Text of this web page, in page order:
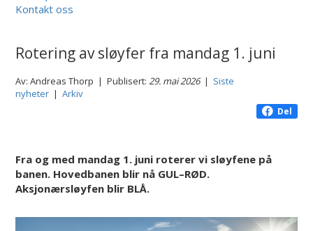
Kontakt oss
Rotering av sløyfer fra mandag 1. juni
Av: Andreas Thorp | Publisert:29. mai 2026| Siste
nyheter |Arkiv
Del
Fra og med mandag 1. juni roterer vi sløyfene på
banen. Hovedbanen blir nå GUL–RØD.
Aksjonærsløyfen blir BLÅ.